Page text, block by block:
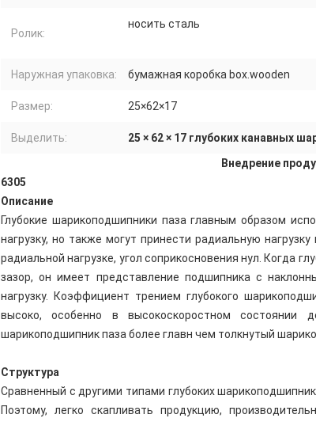
Ролик:
носить сталь
Наружная упаковка: бумажная коробка box.wooden
Размер: 25×62×17
Выделить:
25 × 62 × 17 глубоких канавных
Внедрение
6305
Описание
Глубокие шарикоподшипники паза главным образом
нагрузку, но также могут принести радиальную
радиальной нагрузке, угол соприкосновения нул. Когда
зазор, он имеет представление подшипника с
нагрузку. Коэффициент трением глубокого
высоко, особенно в высокоскоростном состоянии
шарикоподшипник паза более главн чем толкнутый
Структура
Сравненный с другими типами глубоких
Поэтому, легко скапливать продукцию,